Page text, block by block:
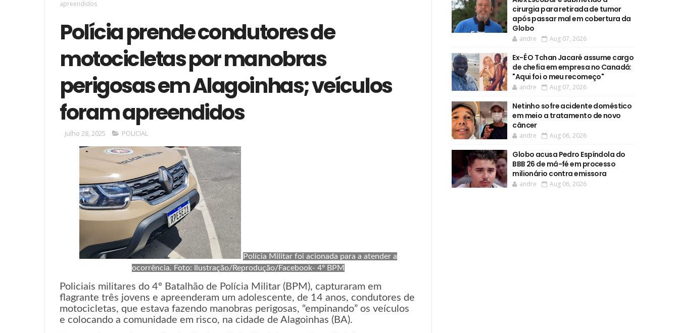
apreendidos
Polícia prende condutores de
motocicletas por manobras
perigosas em Alagoinhas; veículos
foram apreendidos
julho 28, 2025 POLICIAL
Polícia Militar foi acionada para a atender a
ocorrência. Foto: Ilustração/Reprodução/Facebook- 4º BPM
Policiais militares do 4º Batalhão de Polícia Militar (BPM), capturaram em
flagrante três jovens e apreenderam um adolescente, de 14 anos, condutores de
motocicletas, que estava fazendo manobras perigosas, “empinando” os veículos
e colocando a comunidade em risco, na cidade de Alagoinhas (BA).
cirurgia para retirada de tumor
após passar mal em cobertura da
Globo
andre Aug 07, 2026
Ex-É O Tchan Jacaré assume cargo
de chefia em empresa no Canadá:
"Aqui foi o meu recomeço"
andre Aug 07, 2026
Netinho sofre acidente doméstico
em meio a tratamento de novo
câncer
andre Aug 06, 2026
Globo acusa Pedro Espíndola do
BBB 26 de má-fé em processo
milionário contra emissora
andre Aug 06, 2026